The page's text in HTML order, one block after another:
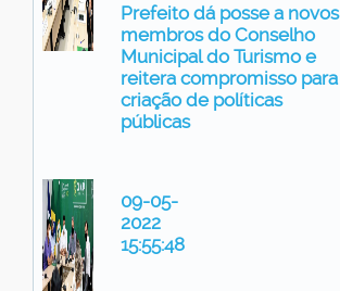
Prefeito dá posse a novos
membros do Conselho
Municipal do Turismo e
reitera compromisso para
criação de políticas
públicas
09-05-
2022
15:55:48